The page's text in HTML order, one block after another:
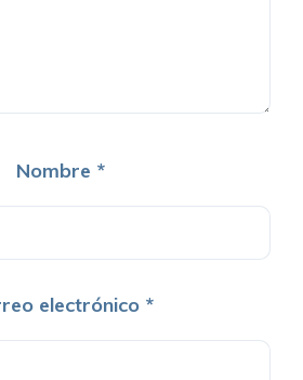
Nombre *
electrónico *